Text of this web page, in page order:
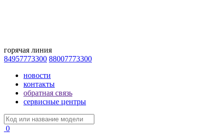
горячая линия
84957773300 88007773300
новости
контакты
обратная связь
сервисные центры
0